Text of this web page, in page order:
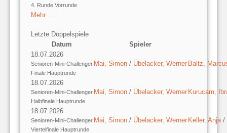
4. Runde Vorrunde
Mehr …
Letzte Doppelspiele
Datum
Spieler
18.07.2026
Senioren-Mini-Challenger
Finale Hauptrunde
Mai, Simon / Übelacker, Werner Baltz,
18.07.2026
Senioren-Mini-Challenger
Halbfinale Hauptrunde
Mai, Simon / Übelacker, Werner Kurucam,
18.07.2026
Senioren-Mini-Challenger
Viertelfinale Hauptrunde
Mai, Simon / Übelacker, Werner Keller, Anja /